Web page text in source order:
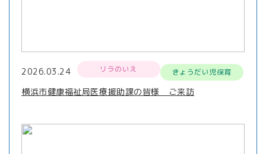
2026.03.24 リラのいえ きょうだい児保育
横浜市健康福祉局医療援助課の皆様 ご来訪